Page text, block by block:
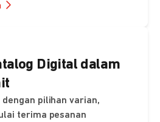
Digital dalam
pilihan varian,
terima pesanan